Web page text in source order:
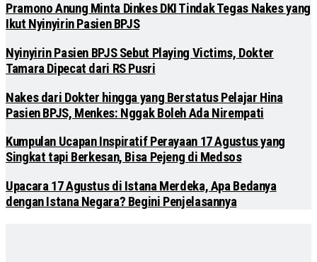
Pramono Anung Minta Dinkes DKI Tindak Tegas Nakes yang
Ikut Nyinyirin Pasien BPJS
Nyinyirin Pasien BPJS Sebut Playing Victims, Dokter
Tamara Dipecat dari RS Pusri
Nakes dari Dokter hingga yang Berstatus Pelajar Hina
Pasien BPJS, Menkes: Nggak Boleh Ada Nirempati
Kumpulan Ucapan Inspiratif Perayaan 17 Agustus yang
Singkat tapi Berkesan, Bisa Pejeng di Medsos
Upacara 17 Agustus di Istana Merdeka, Apa Bedanya
dengan Istana Negara? Begini Penjelasannya